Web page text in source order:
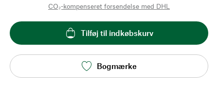
CO₂-kompenseret forsendelse med DHL
Tilføj til indkøbskurv
Bogmærke